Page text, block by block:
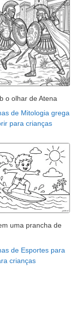
o olhar de Atena
de Mitologia grega
para crianças
uma prancha de
de Esportes para
crianças